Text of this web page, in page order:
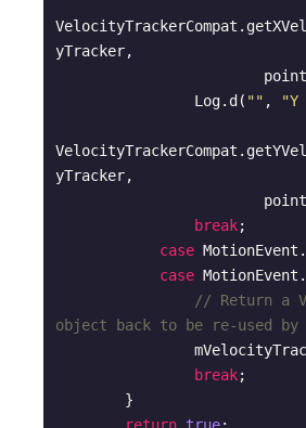
yTracker,
                Log.d(
"" ,
yTracker,
break;
case
case
// Return a
object back to be re-used by
break;